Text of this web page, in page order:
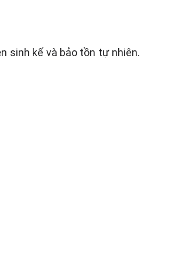
sinh kế và bảo tồn tự nhiên.